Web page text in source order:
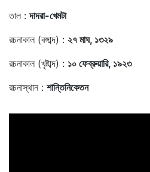
তাল :দাদরা-খেমটা
রচনাকাল (বঙ্গাব্দ) : ২৭ মাঘ, ১৩২৯
রচনাকাল (খৃষ্টাব্দ) : ১০ ফেব্রুয়ারি, ১৯২৩
রচনাস্থান : শান্তিনিকেতন